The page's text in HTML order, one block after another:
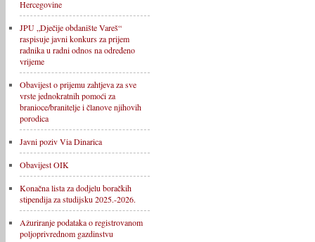
Hercegovine
JPU „Dječije obdanište Vareš“
raspisuje javni konkurs za prijem
radnika u radni odnos na određeno
vrijeme
Obavijest o prijemu zahtjeva za sve
vrste jednokratnih pomoći za
branioce/branitelje i članove njihovih
porodica
Javni poziv Via Dinarica
Obavijest OIK
Konačna lista za dodjelu boračkih
stipendija za studijsku 2025.-2026.
Ažuriranje podataka o registrovanom
poljoprivrednom gazdinstvu